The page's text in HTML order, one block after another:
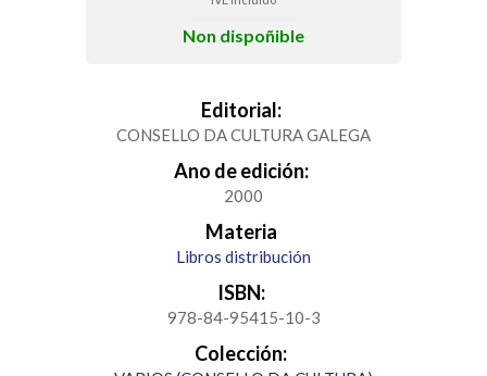
Non dispoñible
Editorial:
CONSELLO DA CULTURA GALEGA
Ano de edición:
2000
Materia
Libros distribución
ISBN:
978-84-95415-10-3
Colección: